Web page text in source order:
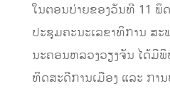
ໃນຕອນບ່າຍຂອງວັນທີ 11 ພຶ
ປະຊຸມຄະນະເລຂາທິການ ສະ
ນະຄອນຫລວງວຽງຈັນ ໄດ້ມີ
ທິດສະດີການເມືອງ ແລະ ກາ